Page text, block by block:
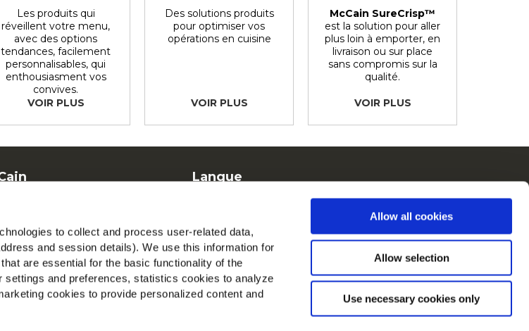
to collect and process user-related data,
and session details). We use this information for
are essential for the basic functionality of the
and preferences, statistics cookies to analyze
cookies to provide personalized content and
Allow all cookies
Allow selection
Use necessary cookies only
Les produits qui
réveillent votre menu,
avec des options
tendances, facilement
personnalisables, qui
enthousiasment vos
convives.
VOIR PLUS
Des solutions produits
pour optimiser vos
opérations en cuisine
VOIR PLUS
McCain SureCrisp™
est la solution pour aller
plus loin à emporter, en
livraison ou sur place
sans compromis sur la
qualité.
VOIR PLUS
Langue
McCain en Europe
Voir tous les pays
Trouvez-nous sur